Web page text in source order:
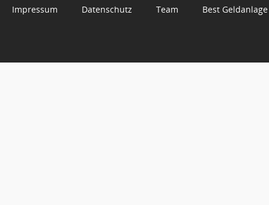
Impressum Datenschutz Team Best Geldanlage